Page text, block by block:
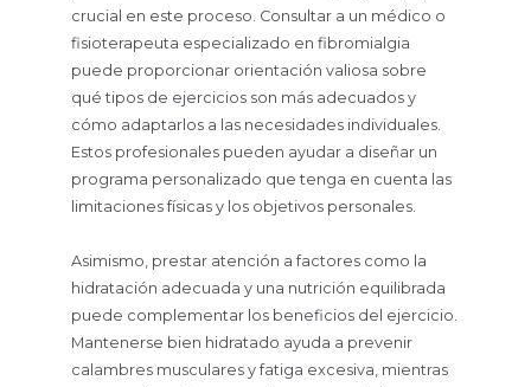
crucial en este proceso. Consultar a un médico o
fisioterapeuta especializado en fibromialgia
puede proporcionar orientación valiosa sobre
qué tipos de ejercicios son más adecuados y
cómo adaptarlos a las necesidades individuales.
Estos profesionales pueden ayudar a diseñar un
programa personalizado que tenga en cuenta las
limitaciones físicas y los objetivos personales.
Asimismo, prestar atención a factores como la
hidratación adecuada y una nutrición equilibrada
puede complementar los beneficios del ejercicio.
Mantenerse bien hidratado ayuda a prevenir
calambres musculares y fatiga excesiva, mientras